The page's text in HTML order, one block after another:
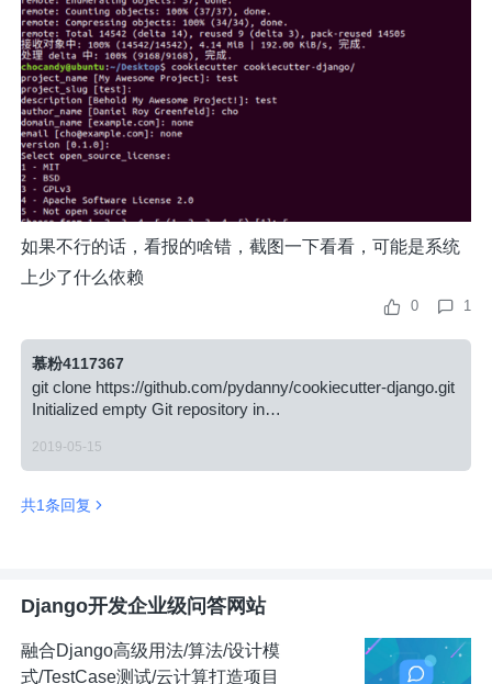
如果不行的话，看报的啥错，截图一下看看，可能是系统
上少了什么依赖
0 1
慕粉4117367
git clone https://github.com/pydanny/cookiecutter-django.git
Initialized empty Git repository in
accessing https://github.com/pydanny/cookiecutter-
django.git/info/refs fatal: HTTP request failed
2019-05-15
共1条回复
Django开发企业级问答网站
融合Django高级用法/算法/设计模
式/TestCase测试/云计算打造项目